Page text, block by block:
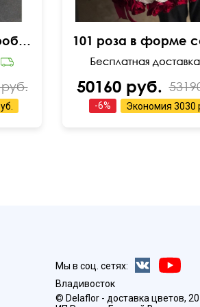
25 красных роз в коробке
50160 руб.
-6% Экономия 3030
Мы в соц. сетях:
Владивосток
© Delaflor - доставка цветов,